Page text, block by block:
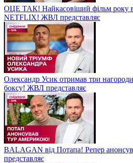
ОЦЕ ТАК! Найкасовіший фільм року
NETFLIX! ЖВЛ представляє
Олександр Усик отримав три нагороди
боксу! ЖВЛ представляє
BALAGAN від Потапа! Репер
представляє